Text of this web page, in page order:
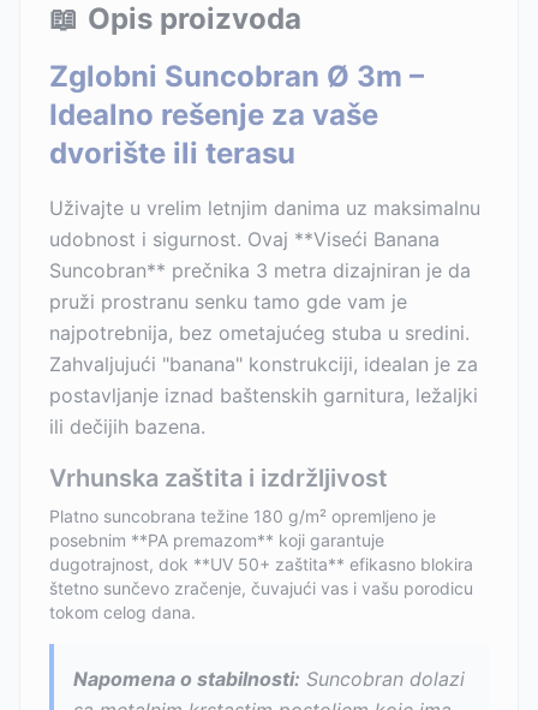
📖 Opis proizvoda
Zglobni Suncobran Ø 3m –
Idealno rešenje za vaše
dvorište ili terasu
Uživajte u vrelim letnjim danima uz maksimalnu
udobnost i sigurnost. Ovaj **Viseći Banana
Suncobran** prečnika 3 metra dizajniran je da
pruži prostranu senku tamo gde vam je
najpotrebnija, bez ometajućeg stuba u sredini.
Zahvaljujući "banana" konstrukciji, idealan je za
postavljanje iznad baštenskih garnitura, ležaljki
ili dečijih bazena.
Vrhunska zaštita i izdržljivost
Platno suncobrana težine 180 g/m² opremljeno je
posebnim **PA premazom** koji garantuje
dugotrajnost, dok **UV 50+ zaštita** efikasno blokira
štetno sunčevo zračenje, čuvajući vas i vašu porodicu
tokom celog dana.
Napomena o stabilnosti: Suncobran dolazi